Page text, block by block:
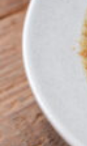
CULTURE
ABOUT
Instagram
チケット